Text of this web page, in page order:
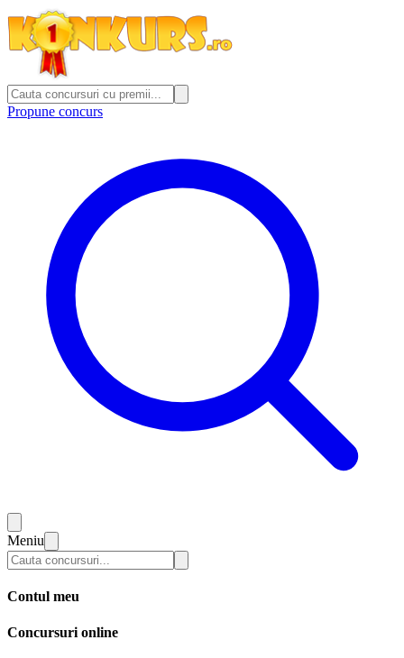
Propune concurs
Meniu
Contul meu
Concursuri online